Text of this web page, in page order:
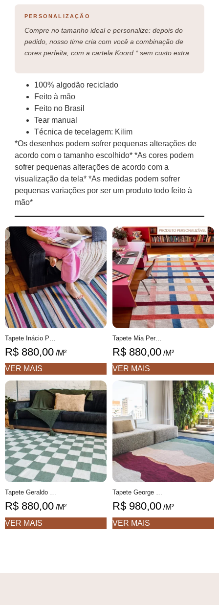
PERSONALIZAÇÃO
Compre no tamanho ideal e personalize: depois do
pedido, nosso time cria com você a combinação de
cores perfeita, com a cartela Koord * sem custo extra.
100% algodão reciclado
Feito à mão
Feito no Brasil
Tear manual
Técnica de tecelagem: Kilim
*Os desenhos podem sofrer pequenas alterações de
acordo com o tamanho escolhido* *As cores podem
sofrer pequenas alterações de acordo com a
visualização da tela* *As medidas podem sofrer
pequenas variações por ser um produto todo feito à
mão*
R$ 880,00 /M²
VER MAIS
Tapete Mia Personalizável Xadrez feito à mão, 100% algodão reciclado
R$ 880,00 /M²
VER MAIS
Tapete Geraldo Personalizável xadrez feito à mão, 100% algodão reciclado
R$ 880,00 /M²
VER MAIS
Tapete George Personalizável desenhado feito à mão, 100% algodão reciclado
R$ 980,00 /M²
VER MAIS